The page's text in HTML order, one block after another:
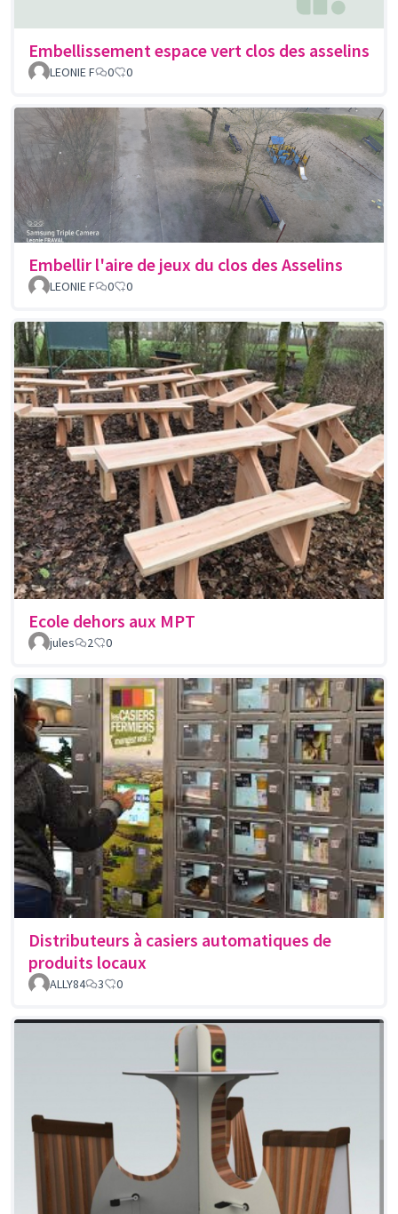
Embellissement espace vert clos des asselins
LEONIE F 0 0
Embellir l'aire de jeux du clos des Asselins
LEONIE F 0 0
Ecole dehors aux MPT
jules 2 0
Distributeurs à casiers automatiques de
produits locaux
ALLY84 3 0